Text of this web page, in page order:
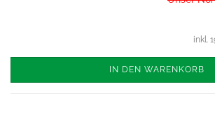
inkl.
IN DEN WARENKORB